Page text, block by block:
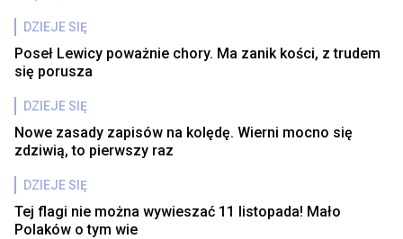
DZIEJE SIĘ
Poseł Lewicy poważnie chory. Ma zanik kości, z trudem
się porusza
DZIEJE SIĘ
Nowe zasady zapisów na kolędę. Wierni mocno się
zdziwią, to pierwszy raz
DZIEJE SIĘ
Tej flagi nie można wywieszać 11 listopada! Mało
Polaków o tym wie